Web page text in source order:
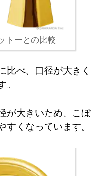
トーとの比較
比べ、口径が大きく
が大きいため、こぼ
くなっています。